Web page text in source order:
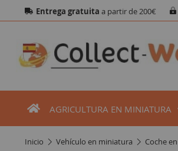
Entrega gratuita a partir de 200€
AGRICULTURA EN MINIATURA
inicio vehículo en miniatura coche